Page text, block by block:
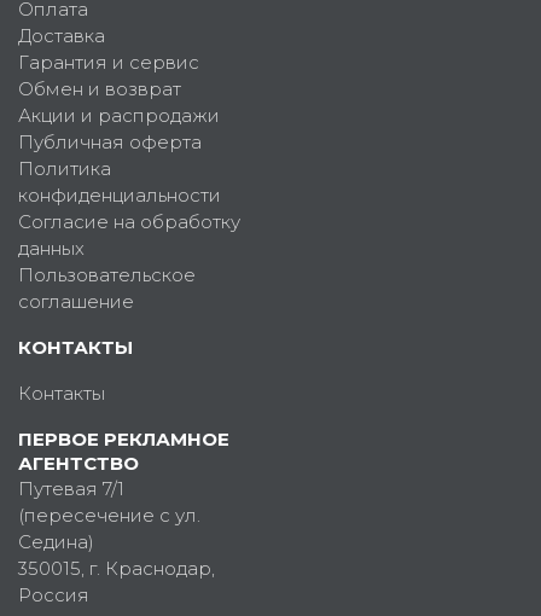
Оплата
Доставка
Гарантия и сервис
Обмен и возврат
Акции и распродажи
Публичная оферта
Политика
конфиденциальности
Согласие на обработку
данных
Пользовательское
соглашение
КОНТАКТЫ
Контакты
ПЕРВОЕ РЕКЛАМНОЕ
АГЕНТСТВО
Путевая 7/1
(пересечение с ул.
Седина)
350015, г. Краснодар,
Россия